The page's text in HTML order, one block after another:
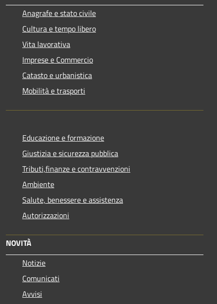
Anagrafe e stato civile
Cultura e tempo libero
Vita lavorativa
Imprese e Commercio
Catasto e urbanistica
Mobilità e trasporti
Educazione e formazione
Giustizia e sicurezza pubblica
Tributi,finanze e contravvenzioni
Ambiente
Salute, benessere e assistenza
Autorizzazioni
NOVITÀ
Notizie
Comunicati
Avvisi